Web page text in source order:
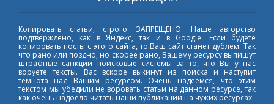
Копировать статьи, строго ЗАПРЕЩЕНО. Наше авторство
подтверждено, как в Яндекс, так и в Google. Если будете
копировать посты с этого сайта, то Ваш сайт станет дублем. Так
что рано или поздно, но скорее рано, Вашему ресурсу выпишут
штрафные санкции поисковые системы за то, что Вы у нас
воруете тексты. Вас вскоре выкинут из поиска и наступит
темнота над Вашим ресурсом. Очень надеемся, что этим
текстом мы убедили не воровать статьи на данном ресурсе, так
как очень надоело читать наши публикации на чужих ресурсах.